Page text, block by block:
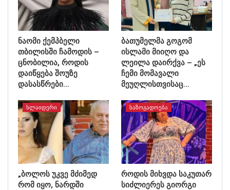
ნაომი ქემპბელი
თბილისში ჩამოდის –
ცნობილია, როდის
დაიწყება შოუზე
დასასწრები…
ბათუმელმა გოგომ
ისლამი მიიღო და
ლეილა დაირქვა – „ეს
ჩემი მომავალი
მეუღლისთვისაც…
ᲡᲚᲐᲘᲓᲔᲠᲘ
„ბოლოს უკვე მძიმედ
რომ იყო, ნარდში
ᲡᲐᲖᲝᲒᲐᲓᲝᲔᲑᲐ
როდის მიხვდა საკუთარ
სიძლიერეს გიორგი